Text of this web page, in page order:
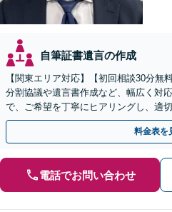
自筆証書遺言の作成
【関東エリア対応】【初回相談30分無
分割協議や遺言書作成など、幅広く対
で、ご希望を丁寧にヒアリングし、適
す。まずは無料相談でお悩みをお聞か
料金表を
電話でお問い合わせ